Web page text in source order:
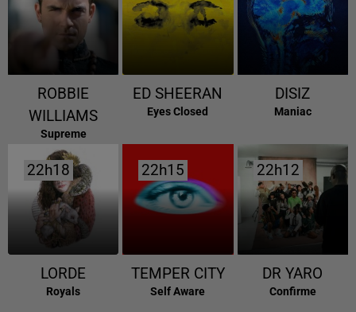
ROBBIE
WILLIAMS
Supreme
ED SHEERAN
Eyes Closed
DISIZ
Maniac
22h18
22h18
LORDE
Royals
22h15
22h15
TEMPER CITY
Self Aware
22h12
22h12
DR YARO
Confirme